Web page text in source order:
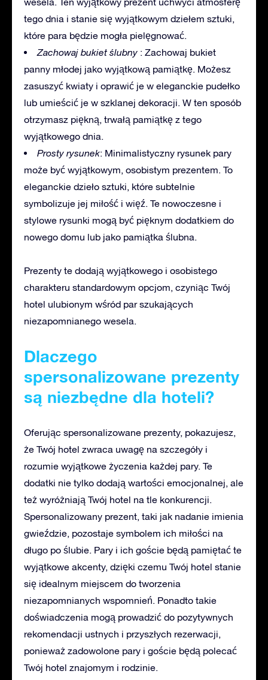
tego dnia i stanie się wyjątkowym dziełem sztuki,
które para będzie mogła pielęgnować.
Zachowaj bukiet ślubny : Zachowaj bukiet
panny młodej jako wyjątkową pamiątkę. Możesz
zasuszyć kwiaty i oprawić je w eleganckie pudełko
lub umieścić je w szklanej dekoracji. W ten sposób
otrzymasz piękną, trwałą pamiątkę z tego
wyjątkowego dnia.
Prosty rysunek: Minimalistyczny rysunek pary
może być wyjątkowym, osobistym prezentem. To
eleganckie dzieło sztuki, które subtelnie
symbolizuje jej miłość i więź. Te nowoczesne i
stylowe rysunki mogą być pięknym dodatkiem do
nowego domu lub jako pamiątka ślubna.
Prezenty te dodają wyjątkowego i osobistego
charakteru standardowym opcjom, czyniąc Twój
hotel ulubionym wśród par szukających
niezapomnianego wesela.
Dlaczego
spersonalizowane prezenty
są niezbędne dla hoteli?
Oferując spersonalizowane prezenty, pokazujesz,
że Twój hotel zwraca uwagę na szczegóły i
rozumie wyjątkowe życzenia każdej pary. Te
dodatki nie tylko dodają wartości emocjonalnej, ale
też wyróżniają Twój hotel na tle konkurencji.
Spersonalizowany prezent, taki jak nadanie imienia
gwieździe, pozostaje symbolem ich miłości na
długo po ślubie. Pary i ich goście będą pamiętać te
wyjątkowe akcenty, dzięki czemu Twój hotel stanie
się idealnym miejscem do tworzenia
niezapomnianych wspomnień. Ponadto takie
doświadczenia mogą prowadzić do pozytywnych
rekomendacji ustnych i przyszłych rezerwacji,
ponieważ zadowolone pary i goście będą polecać
Twój hotel znajomym i rodzinie.